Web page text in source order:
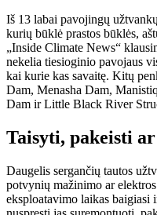
Iš 13 labai pavojingų
kurių būklė prastos būklės,
„Inside Climate News“
nekelia tiesioginio pavojaus
kai kurie kas savaitę. Kitų
Dam, Menasha Dam,
Dam ir Little Black River
Taisyti, pakeisti
Daugelis sergančių tautos
potvynių mažinimo ar
eksploatavimo laikas